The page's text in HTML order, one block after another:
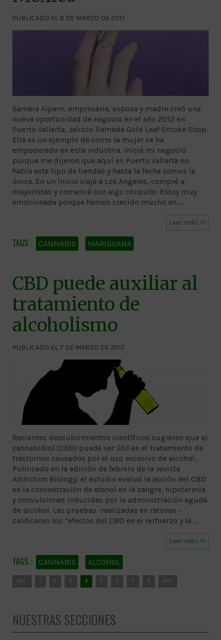
PUBLICADO EL 8 DE MARZO DE 2017
Samara Alpern, empresaria, esposa y madre creó una
nueva oportunidad de negocio en el año 2012 en
Puerto Vallarta, Jalisco llamada Gold Leaf Smoke Shop.
Ella es un ejemplo de como la mujer se ha
empoderado en esta industria. Inicié mi negocio
porque me dijeron que aquí en Puerto Vallarta no
había este tipo de tiendas y hasta la fecha somos la
única. En un inicio viajé a Los Angeles, compré a
mayoristas y comencé con algo chiquito. Estoy muy
emocionada porque hemos crecido mucho en …
Leer más ➱
CANNABIS MARIGUANA
CBD puede auxiliar al
tratamiento de
alcoholismo
PUBLICADO EL 7 DE MARZO DE 2017
Recientes descubrimientos científicos sugieren que el
cannabidiol (CBD) puede ser útil en el tratamiento de
trastornos causados por el uso excesivo de alcohol.
Publicado en la edición de febrero de la revista
Addiction Biology, el estudio evaluó la acción del CBD
en la concentración de etanol en la sangre, hipotermia
y convulsiones inducidas por la administración aguda
de alcohol. Las pruebas -realizadas en ratones –
calificaron los “efectos del CBD en el rerfuerzo y la …
Leer más ➱
CANNABIS ALCOHOL
ANT. 2 3 4 5 6 7 8 SIG.
NUESTRAS SECCIONES